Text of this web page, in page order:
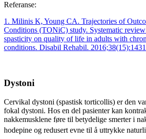
Referanse:
1. Milinis K, Young CA. Trajectories of
Conditions (TONiC) study. Systematic
spasticity on quality of life in adults with
conditions. Disabil Rehabil.
Dystoni
Cervikal dystoni (spastisk torticollis) er den
fokal dystoni. Hos en del pasienter kan
nakkemusklene føre til betydelige smerter i
hodepine og redusert evne til å uttrykke